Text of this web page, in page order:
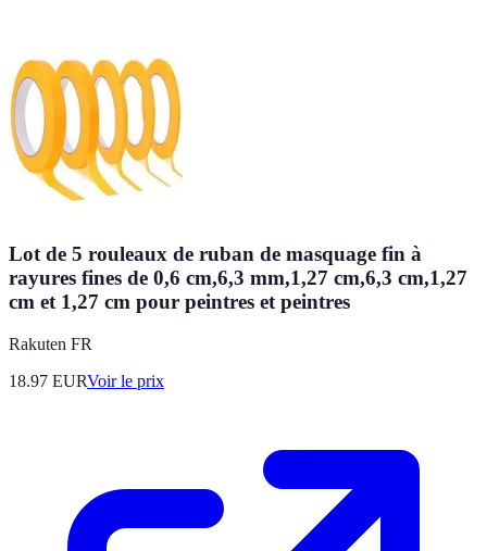
Lot de 5 rouleaux de ruban de masquage fin à
rayures fines de 0,6 cm,6,3 mm,1,27 cm,6,3 cm,1,27
cm et 1,27 cm pour peintres et peintres
Rakuten FR
18.97 EURVoir le prix